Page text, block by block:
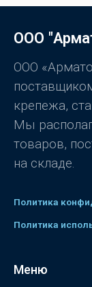
5
и
з
ООО
ООО
крепежа,
Мы
товаров,
на складе.
Политика
Политика
Меню